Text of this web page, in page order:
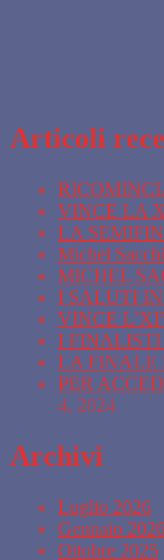
Articoli
VINCE LA
LA
Michel
MICHEL
I SALUTI
VINCE
I FINALISTI
LA FINALE
PER
4, 2024
Archivi
Luglio 2026
Gennaio 2026
Ottobre 2025